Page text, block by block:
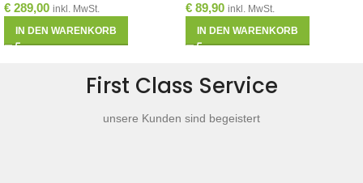
€ 289,00 inkl. MwSt.
IN DEN WARENKORB
€ 89,90 inkl. MwSt.
IN DEN WARENKORB
First Class Service
unsere Kunden sind begeistert